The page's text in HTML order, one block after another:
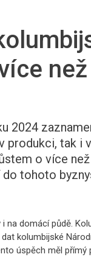
2024
produkci, tak i
o více
tohoto
na domácí půdě.
kolumbijské
úspěch měl